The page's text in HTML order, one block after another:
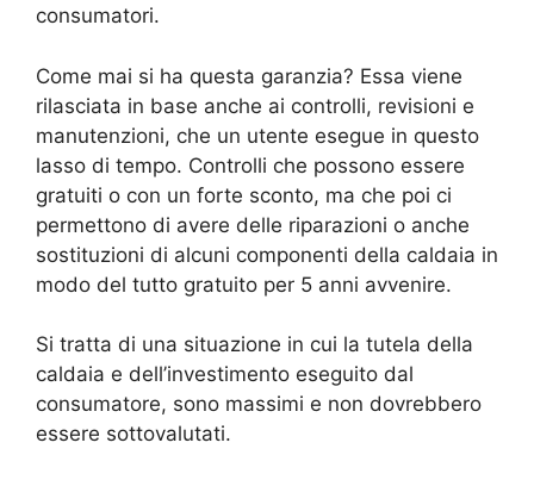
consumatori.
Come mai si ha questa garanzia? Essa viene
rilasciata in base anche ai controlli, revisioni e
manutenzioni, che un utente esegue in questo
lasso di tempo. Controlli che possono essere
gratuiti o con un forte sconto, ma che poi ci
permettono di avere delle riparazioni o anche
sostituzioni di alcuni componenti della caldaia in
modo del tutto gratuito per 5 anni avvenire.
Si tratta di una situazione in cui la tutela della
caldaia e dell’investimento eseguito dal
consumatore, sono massimi e non dovrebbero
essere sottovalutati.